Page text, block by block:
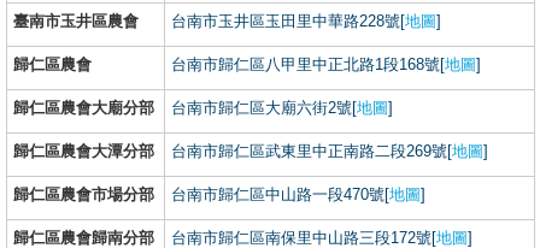
臺南市玉井區農會 台南市玉井區玉田里中華路228號[地圖]
歸仁區農會 台南市歸仁區八甲里中正北路1段168號[地圖]
歸仁區農會大廟分部 台南市歸仁區大廟六街2號[地圖]
歸仁區農會大潭分部 台南市歸仁區武東里中正南路二段269號[地圖]
歸仁區農會市場分部 台南市歸仁區中山路一段470號[地圖]
歸仁區農會歸南分部 台南市歸仁區南保里中山路三段172號[地圖]